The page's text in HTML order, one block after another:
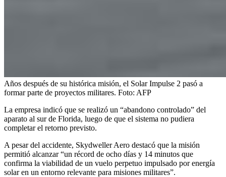
Años después de su histórica misión, el Solar Impulse 2 pasó a
formar parte de proyectos militares. Foto: AFP
La empresa indicó que se realizó un “abandono controlado” del
aparato al sur de Florida, luego de que el sistema no pudiera
completar el retorno previsto.
A pesar del accidente, Skydweller Aero destacó que la misión
permitió alcanzar “un récord de ocho días y 14 minutos que
confirma la viabilidad de un vuelo perpetuo impulsado por energía
solar en un entorno relevante para misiones militares”.